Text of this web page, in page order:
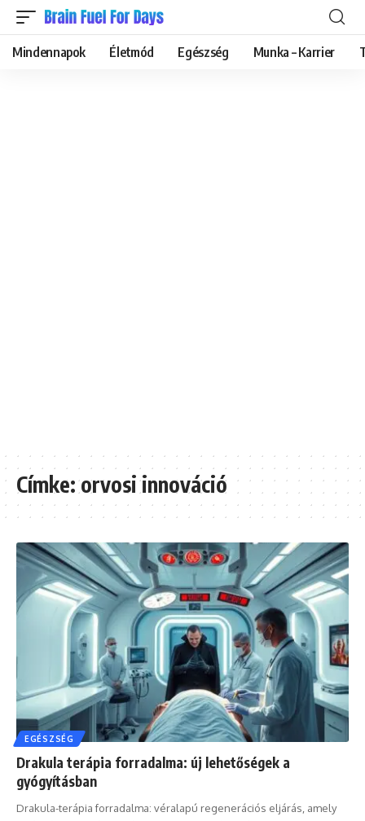
Mindennapok Életmód Egészség Munka – Karrier
Címke:orvosi innováció
EGÉSZSÉG
Drakula terápia forradalma: új lehetőségek a
gyógyításban
Drakula-terápia forradalma: véralapú regenerációs eljárás, amely